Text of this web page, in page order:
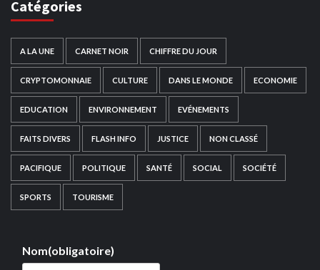
Catégories
A LA UNE CARNET NOIR CHIFFRE DU JOUR
CRYPTOMONNAIE CULTURE DANS LE MONDE ECONOMIE
EDUCATION ENVIRONNEMENT EVÉNEMENTS
FAITS DIVERS FLASH INFO JUSTICE NON CLASSÉ
PACIFIQUE POLITIQUE SANTÉ SOCIAL SOCIÉTÉ
SPORTS TOURISME
Nom(obligatoire)